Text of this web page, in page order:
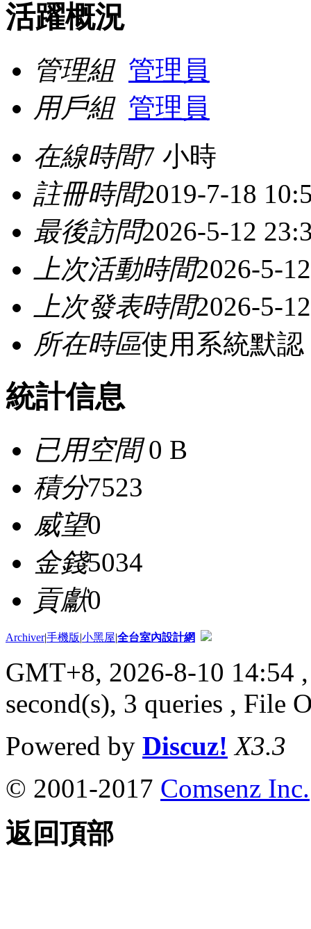
活躍概況
管理組 管理員
用戶組 管理員
在線時間7 小時
註冊時間2019-7-18
最後訪問2026-5-12
上次活動時間2026-5-
上次發表時間2026-5-
所在時區使用系統默認
統計信息
已用空間0 B
積分7523
威望0
金錢5034
貢獻0
Archiver|手機版|小黑屋|全台室內設計網
GMT+8, 2026-8-10 14:54
second(s), 3 queries , File
Powered by Discuz! X3.3
© 2001-2017 Comsenz Inc.
返回頂部